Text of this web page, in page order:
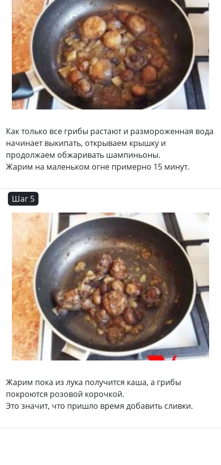
Как только все грибы растают и размороженная вода
начинает выкипать, открываем крышку и
продолжаем обжаривать шампиньоны.
Жарим на маленьком огне примерно 15 минут.
Шаг 5
Жарим пока из лука получится каша, а грибы
покроются розовой корочкой.
Это значит, что пришло время добавить сливки.